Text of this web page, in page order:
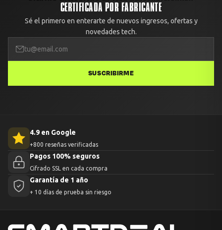
CERTIFICADA POR FABRICANTE
Sé el primero en enterarte de nuevos ingresos, ofertas y
novedades tech.
SUSCRIBIRME
4.9 en Google
+800 reseñas verificadas
Pagos 100% seguros
Cifrado SSL en cada compra
Garantía de 1 año
+ 10 días de prueba sin riesgo